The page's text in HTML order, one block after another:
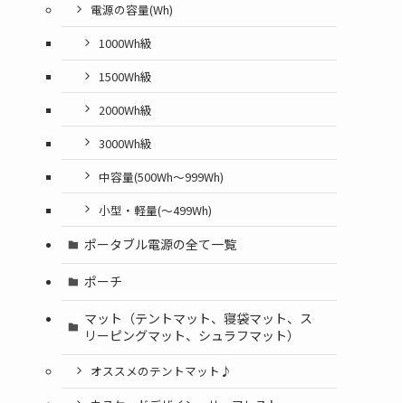
電源の容量(Wh)
1000Wh級
1500Wh級
2000Wh級
3000Wh級
中容量(500Wh～999Wh)
小型・軽量(〜499Wh)
ポータブル電源の全て一覧
ポーチ
マット（テントマット、寝袋マット、ス
リーピングマット、シュラフマット）
オススメのテントマット♪